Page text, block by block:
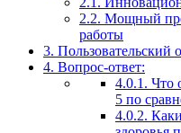
2.2. Мощный
работы
3. Пользовательский
4. Вопрос-ответ:
4.0.1. Что
5 по
4.0.2.